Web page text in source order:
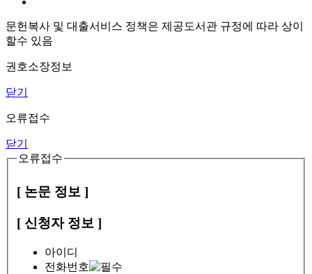
문헌복사 및 대출서비스 정책은 제공도서관 규정에 따라 상이
할수 있음
권호소장정보
닫기
오류접수
닫기
오류접수
[ 논문 정보 ]
[ 신청자 정보 ]
아이디
전화번호